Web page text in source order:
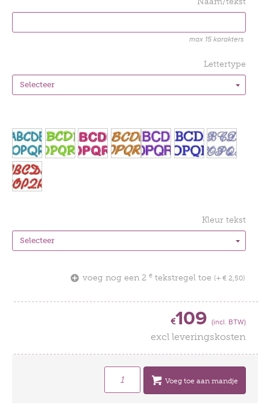
max 15 karakters
Lettertype
Kleur tekst
voeg nog een 2 e tekstregel toe (+ € 2,50)
€109 (incl. BTW)
excl leveringskosten
Voeg toe aan mandje